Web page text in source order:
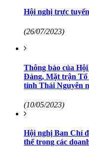
Hội nghị trực
(26/07/2023)
Thông báo của
Đảng, Mặt trận Tổ
tỉnh Thái Nguyên
(10/05/2023)
Hội nghị Ban Chỉ
thể trong các